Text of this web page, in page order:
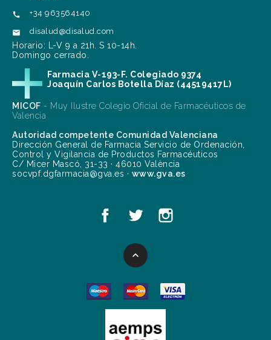
 +34 963564140
 disalud@disalud.com
Horario: L-V 9 a 21h. S 10-14h.
Domingo cerrado.
Farmacia V-193-F. Colegiado 9374
Joaquín Carlos Botella Díaz (44519417L)
MICOF - Muy Ilustre Colegio Oficial de Farmacéuticos de
Valencia
Autoridad competente Comunidad Valenciana
Dirección General de Farmacia Servicio de Ordenación,
Control y Vigilancia de Productos Farmacéuticos
C/ Micer Mascó, 31-33 · 46010 València
socvpf.dgfarmacia@gva.es · www.gva.es
